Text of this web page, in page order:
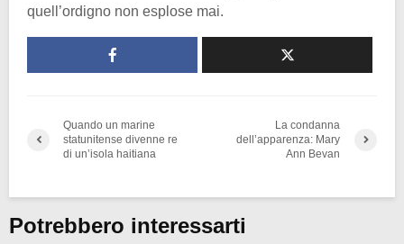
quell’ordigno non esplose mai.
Quando un marine
statunitense divenne re
di un’isola haitiana
La condanna
dell’apparenza: Mary
Ann Bevan
Potrebbero interessarti